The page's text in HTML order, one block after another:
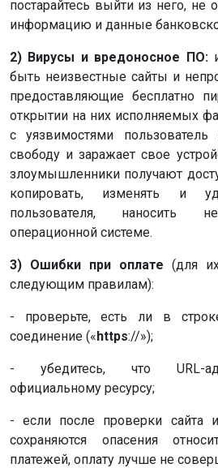
постарайтесь выйти из него, не
информацию и данные
2) Вирусы и вредоносное ПО:
быть неизвестные сайты и
предоставляющие бесплатно
открытии на них исполняемых
с уязвимостями
свободу и заражает свое
злоумышленники получают
копировать, изменять и
пользователя, наносить
операционной системе.
3) Ошибки при оплате (для
следующим правилам):
- проверьте, есть ли в
соединение («https://»);
- убедитесь, что URL-
официальному ресурсу;
- если после проверки сайта
сохраняются опасения
платежей, оплату лучше не